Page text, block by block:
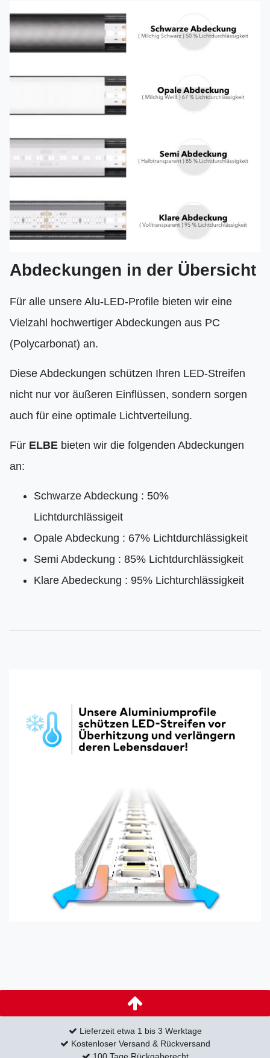
Abdeckungen in der Übersicht
Für alle unsere Alu-LED-Profile bieten wir eine
Vielzahl hochwertiger Abdeckungen aus PC
(Polycarbonat) an.
Diese Abdeckungen schützen Ihren LED-Streifen
nicht nur vor äußeren Einflüssen, sondern sorgen
auch für eine optimale Lichtverteilung.
Für ELBE bieten wir die folgenden Abdeckungen
an:
Schwarze Abdeckung : 50%
Lichtdurchlässigeit
Opale Abdeckung : 67% Lichtdurchlässigkeit
Semi Abdeckung : 85% Lichtdurchlässigkeit
Klare Abedeckung : 95% Lichturchlässigkeit
Lieferzeit etwa 1 bis 3 Werktage
Kostenloser Versand & Rückversand